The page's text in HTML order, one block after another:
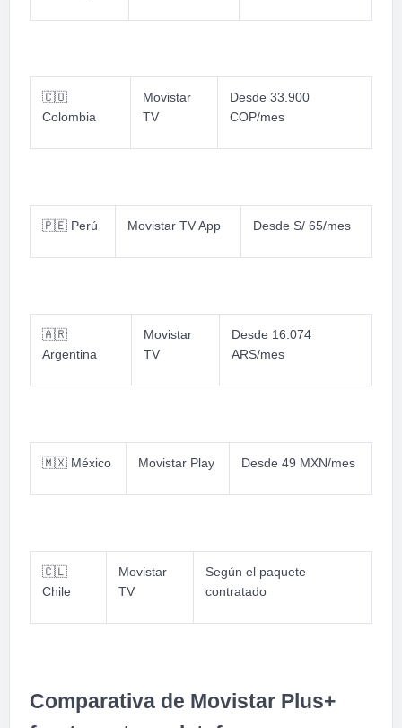
🇨🇴
Colombia
Movistar
TV
Desde 33.900
COP/mes
🇵🇪 Perú Movistar TV App Desde S/ 65/mes
🇦🇷
Argentina
Movistar
TV
Desde 16.074
ARS/mes
🇲🇽 México Movistar Play Desde 49 MXN/mes
🇨🇱
Chile
Movistar
TV
Según el paquete
contratado
Comparativa de Movistar Plus+